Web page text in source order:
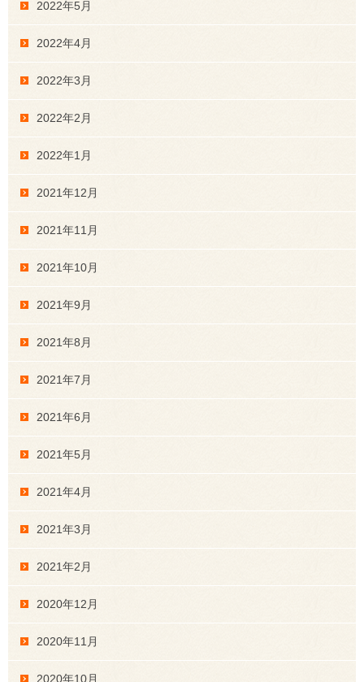
2022年5月
2022年4月
2022年3月
2022年2月
2022年1月
2021年12月
2021年11月
2021年10月
2021年9月
2021年8月
2021年7月
2021年6月
2021年5月
2021年4月
2021年3月
2021年2月
2020年12月
2020年11月
2020年10月